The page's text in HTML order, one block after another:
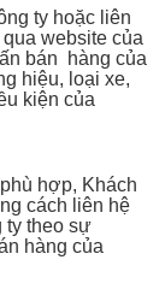
ty hoặc liên
website của
bán hàng của
hiệu, loại xe,
kiện của
hợp, Khách
cách liên hệ
ty theo sự
hàng của